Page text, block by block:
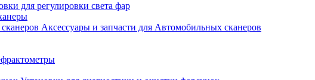
для регулировки света фар
Аксессуары и запчасти для Автомобильных сканеров